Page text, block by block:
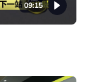
09:15